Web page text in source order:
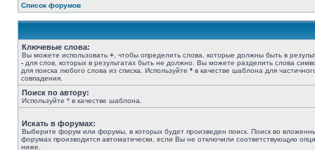
Список форумов
Ключевые слова:
Вы можете использовать + , чтобы определить слова, которые должны быть в
- для слов, которых в результатах быть не должно. Вы можете разделить слова
для поиска любого слова из списка. Используйте * в качестве шаблона для
совпадения.
Поиск по автору:
Используйте * в качестве шаблона.
Искать в форумах:
Выберите форум или форумы, в которых будет произведен поиск. Поиск во
форумах производится автоматически, если Вы не отключили соответствующую
ниже.